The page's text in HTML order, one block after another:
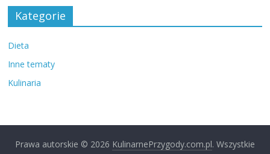
Kategorie
Dieta
Inne tematy
Kulinaria
Prawa autorskie © 2026 KulinarnePrzygody.com.pl. Wszystkie